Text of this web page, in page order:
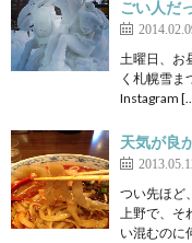
ごい人だ
土曜日、お
く札幌雪ま
Instagram
天気が良
つい先ほど
上野で、
い混むのに